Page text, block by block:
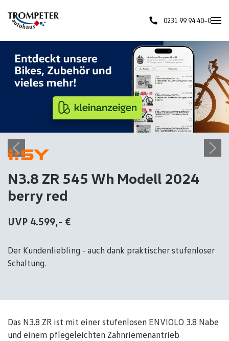
Skip to main content 0231 99 94 40–0
N3.8 ZR 545 Wh Modell 2024
berry red
UVP 4.599,- €
Der Kundenliebling - auch dank praktischer stufenloser
Schaltung.
Das N3.8 ZR ist mit einer stufenlosen ENVIOLO 3.8 Nabe
und einem pflegeleichten Zahnriemenantrieb